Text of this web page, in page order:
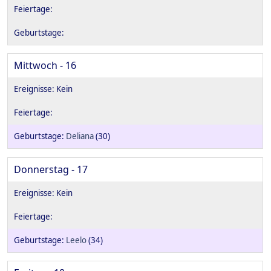
Mittwoch - 16
Deliana(30)
Donnerstag - 17
Leelo(34)